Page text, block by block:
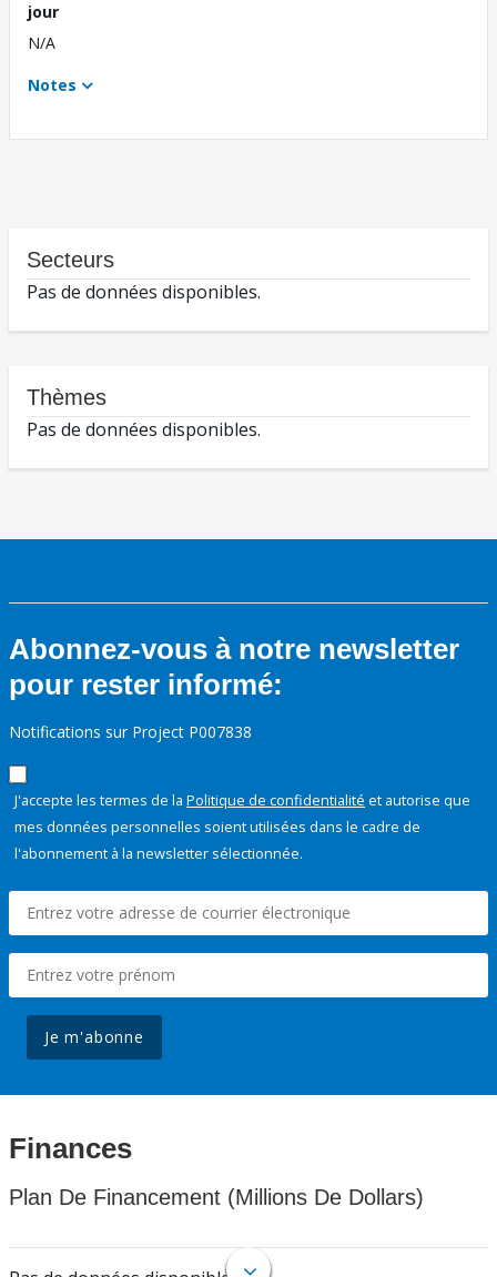
jour
N/A
Notes
Secteurs
Pas de données disponibles.
Thèmes
Pas de données disponibles.
Abonnez-vous à notre newsletter
pour rester informé:
Notifications sur Project P007838
J'accepte les termes de la Politique de confidentialité et autorise que
mes données personnelles soient utilisées dans le cadre de
l'abonnement à la newsletter sélectionnée.
Je m'abonne
Finances
Plan De Financement (Millions De Dollars)